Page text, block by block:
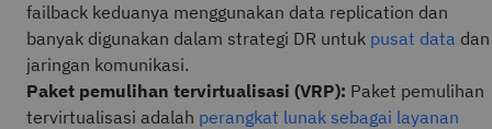
failback keduanya menggunakan data replication dan
banyak digunakan dalam strategi DR untuk pusat data dan
jaringan komunikasi.
Paket pemulihan tervirtualisasi (VRP): Paket pemulihan
tervirtualisasi adalah perangkat lunak sebagai layanan